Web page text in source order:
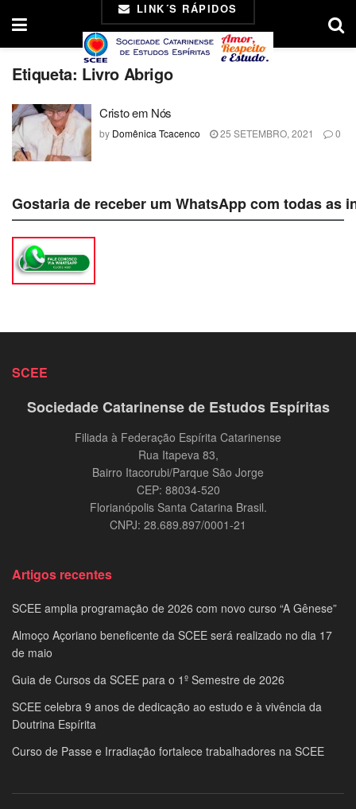
LINK´S RÁPIDOS
Etiqueta: Livro Abrigo
Cristo em Nós
by Domênica Tcacenco 25 SETEMBRO, 2021 0
Gostaria de receber um WhatsApp com todas
SCEE
Sociedade Catarinense de Estudos Espíritas
Filiada à Federação Espírita Catarinense
Rua Itapeva 83,
Bairro Itacorubi/Parque São Jorge
CEP: 88034-520
Florianópolis Santa Catarina Brasil.
CNPJ: 28.689.897/0001-21
Artigos recentes
SCEE amplia programação de 2026 com novo curso “A Gênese”
Almoço Açoriano beneficente da SCEE será realizado no dia 17
de maio
Guia de Cursos da SCEE para o 1º Semestre de 2026
SCEE celebra 9 anos de dedicação ao estudo e à vivência da
Doutrina Espírita
Curso de Passe e Irradiação fortalece trabalhadores na SCEE